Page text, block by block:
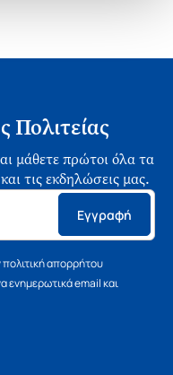
Πολιτείας
μάθετε πρώτοι όλα τα
τις εκδηλώσεις μας.
Εγγραφή
απορρήτου
email και